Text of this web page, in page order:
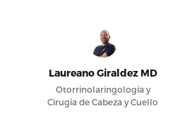
Laureano Giraldez MD
Otorrinolaringología y
Cirugía de Cabeza y Cuello